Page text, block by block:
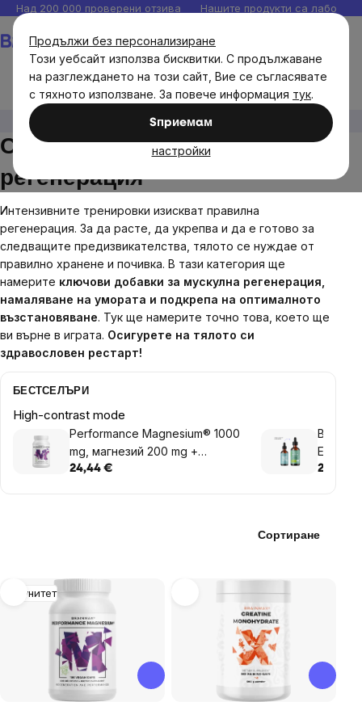
Продължи без персонализиране
Този уебсайт използва бисквитки. С продължаване
на разглеждането на този сайт, Вие се съгласявате
с тяхното използване. За повече информация тук.
Sпpиeмaм
настройки
Прескочи
към
съдържанието
Над 200 000 проверени отзива Нашите продукти са
Спортни постижения и регенерация
Спортни постижения и
регенерация
Интензивните тренировки изискват правилна
регенерация. За да расте, да укрепва и да е готово за
следващите предизвикателства, тялото се нуждае от
правилно хранене и почивка. В тази категория ще
намерите ключови добавки за мускулна регенерация,
намаляване на умората и подкрепа на оптималното
възстановяване. Тук ще намерите точно това, което ще
ви върне в играта. Осигурете на тялото си
здравословен рестарт!
БЕСТСЕЛЪРИ
High-contrast mode
Performance Magnesium® 1000
mg, магнезий 200 mg +
витамин B6 P5P, 100 веган
24,44 €
всеки
20,36 €
Сортиране
List
products
Имунитет